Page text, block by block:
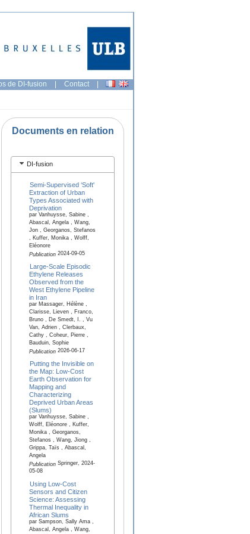
de DI-fusion | Contact |
Documents en relation
DI-fusion
Semi-Supervised ‘Soft'
Extraction of Urban
Types Associated with
Deprivation
par Vanhuysse, Sabine ,
Abascal, Angela , Wang,
Jon , Georganos, Stefanos
, Kuffer, Monika , Wolff,
Eléonore
Publication2024-09-05
Large-Scale Episodic
Ethylene Releases
Observed from the
West Ethylene Pipeline
in Iran
par Massager, Hélène ,
Clarisse, Lieven , Franco,
Bruno , De Smedt, I. , Vu
Van, Adrien , Clerbaux,
Cathy , Coheur, Pierre ,
Bauduin, Sophie
Publication2026-06-17
Putting the Invisible on
the Map: Low-Cost
Earth Observation for
Mapping and
Characterizing
Deprived Urban Areas
(Slums)
par Vanhuysse, Sabine ,
Wolff, Eléonore , Kuffer,
Monika , Georganos,
Stefanos , Wang, Jiong ,
Grippa, Taïs , Abascal,
Angela
PublicationSpringer, 2024-
05-08
Using Low-Cost
Sensors and Citizen
Science: Assessing
Thermal Inequality in
African Slums
par Sampson, Sally Ama ,
Abascal, Angela , Wang,